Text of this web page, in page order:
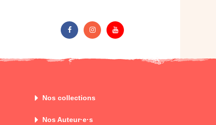
Nos collections
Nos Auteur·e·s